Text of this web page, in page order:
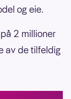
og eie.
2 millioner
av de tilfeldig